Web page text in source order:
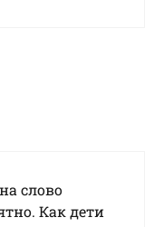
слово
Как дети